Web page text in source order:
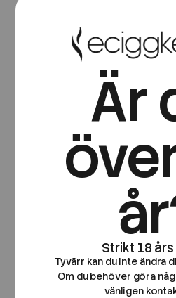
Dinner Salt | Watermelon
Ice | 10ml E-Juice
Är
Tyvärr kan du inte ändra
Om du behöver göra
vänligen